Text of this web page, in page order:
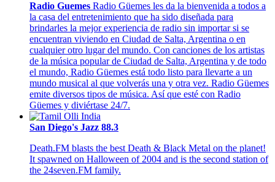
Radio Guemes Radio Güemes les da la bienvenida a todos a
la casa del entretenimiento que ha sido diseñada para
brindarles la mejor experiencia de radio sin importar si se
encuentran viviendo en Ciudad de Salta, Argentina o en
cualquier otro lugar del mundo. Con canciones de los artistas
de la música popular de Ciudad de Salta, Argentina y de todo
el mundo, Radio Güemes está todo listo para llevarte a un
mundo musical al que volverás una y otra vez. Radio Güemes
emite diversos tipos de música. Así que esté con Radio
Güemes y diviértase 24/7.
San Diego's Jazz 88.3
Death.FM blasts the best Death & Black Metal on the planet!
It spawned on Halloween of 2004 and is the second station of
the 24seven.FM family.